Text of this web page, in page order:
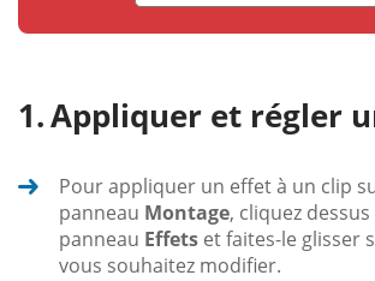
Appliquer et régler
Pour appliquer un effet à un clip
panneau Montage, cliquez
panneau Effets et faites-le glisser
vous souhaitez modifier.